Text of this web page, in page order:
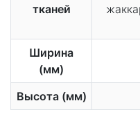
тканей
Ширина
(мм)
Высота (мм)